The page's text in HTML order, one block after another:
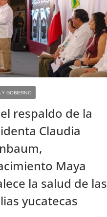
Y GOBIERNO
respaldo de la
Claudia
Maya
la salud de las
yucatecas